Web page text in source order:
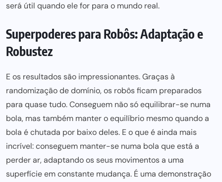
será útil quando ele for para o mundo real.
Superpoderes para Robôs: Adaptação e
Robustez
E os resultados são impressionantes. Graças à
randomização de domínio, os robôs ficam preparados
para quase tudo. Conseguem não só equilibrar-se numa
bola, mas também manter o equilíbrio mesmo quando a
bola é chutada por baixo deles. E o que é ainda mais
incrível: conseguem manter-se numa bola que está a
perder ar, adaptando os seus movimentos a uma
superfície em constante mudança. É uma demonstração